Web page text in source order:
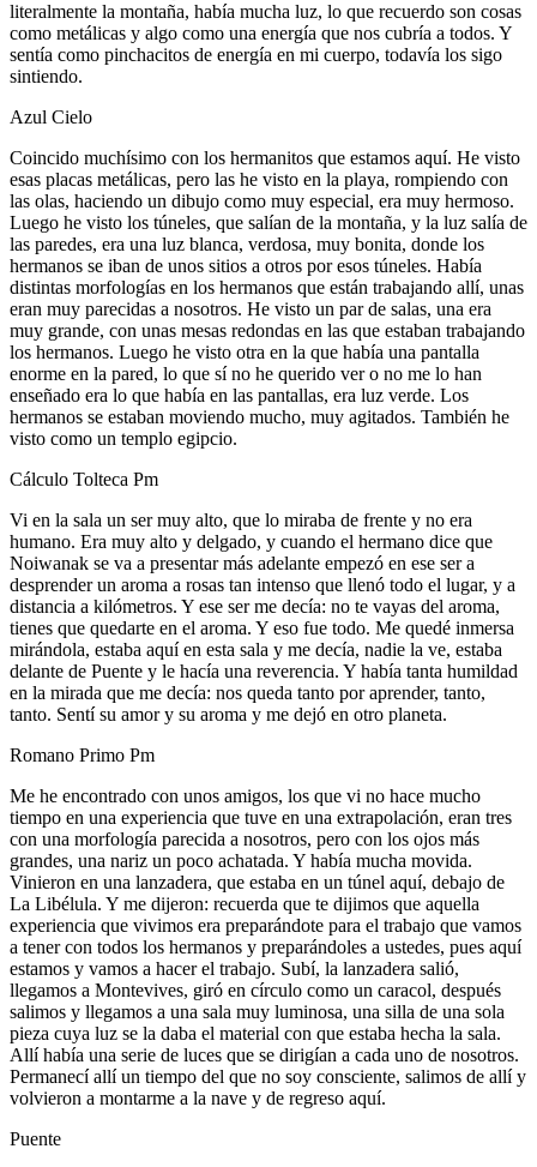
literalmente la montaña, había mucha luz, lo que recuerdo son cosas
como metálicas y algo como una energía que nos cubría a todos. Y
sentía como pinchacitos de energía en mi cuerpo, todavía los sigo
sintiendo.
Azul Cielo
Coincido muchísimo con los hermanitos que estamos aquí. He visto
esas placas metálicas, pero las he visto en la playa, rompiendo con
las olas, haciendo un dibujo como muy especial, era muy hermoso.
Luego he visto los túneles, que salían de la montaña, y la luz salía de
las paredes, era una luz blanca, verdosa, muy bonita, donde los
hermanos se iban de unos sitios a otros por esos túneles. Había
distintas morfologías en los hermanos que están trabajando allí, unas
eran muy parecidas a nosotros. He visto un par de salas, una era
muy grande, con unas mesas redondas en las que estaban trabajando
los hermanos. Luego he visto otra en la que había una pantalla
enorme en la pared, lo que sí no he querido ver o no me lo han
enseñado era lo que había en las pantallas, era luz verde. Los
hermanos se estaban moviendo mucho, muy agitados. También he
visto como un templo egipcio.
Cálculo Tolteca Pm
Vi en la sala un ser muy alto, que lo miraba de frente y no era
humano. Era muy alto y delgado, y cuando el hermano dice que
Noiwanak se va a presentar más adelante empezó en ese ser a
desprender un aroma a rosas tan intenso que llenó todo el lugar, y a
distancia a kilómetros. Y ese ser me decía: no te vayas del aroma,
tienes que quedarte en el aroma. Y eso fue todo. Me quedé inmersa
mirándola, estaba aquí en esta sala y me decía, nadie la ve, estaba
delante de Puente y le hacía una reverencia. Y había tanta humildad
en la mirada que me decía: nos queda tanto por aprender, tanto,
tanto. Sentí su amor y su aroma y me dejó en otro planeta.
Romano Primo Pm
Me he encontrado con unos amigos, los que vi no hace mucho
tiempo en una experiencia que tuve en una extrapolación, eran tres
con una morfología parecida a nosotros, pero con los ojos más
grandes, una nariz un poco achatada. Y había mucha movida.
Vinieron en una lanzadera, que estaba en un túnel aquí, debajo de
La Libélula. Y me dijeron: recuerda que te dijimos que aquella
experiencia que vivimos era preparándote para el trabajo que vamos
a tener con todos los hermanos y preparándoles a ustedes, pues aquí
estamos y vamos a hacer el trabajo. Subí, la lanzadera salió,
llegamos a Montevives, giró en círculo como un caracol, después
salimos y llegamos a una sala muy luminosa, una silla de una sola
pieza cuya luz se la daba el material con que estaba hecha la sala.
Allí había una serie de luces que se dirigían a cada uno de nosotros.
Permanecí allí un tiempo del que no soy consciente, salimos de allí y
volvieron a montarme a la nave y de regreso aquí.
Puente